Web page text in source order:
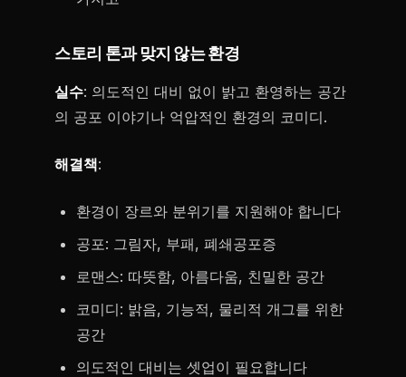
스토리 톤과 맞지 않는 환경
실수: 의도적인 대비 없이 밝고 환영하는 공간
의 공포 이야기나 억압적인 환경의 코미디.
해결책:
환경이 장르와 분위기를 지원해야 합니다
공포: 그림자, 부패, 폐쇄공포증
로맨스: 따뜻함, 아름다움, 친밀한 공간
코미디: 밝음, 기능적, 물리적 개그를 위한
공간
의도적인 대비는 셋업이 필요합니다